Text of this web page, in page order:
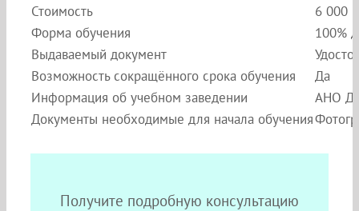
Стоимость
6 000
Форма обучения
100%
Выдаваемый документ
Возможность сокращённого срока обучения
Да
Информация об учебном заведении
АНО
Документы необходимые для начала обучения
Получите подробную консультацию